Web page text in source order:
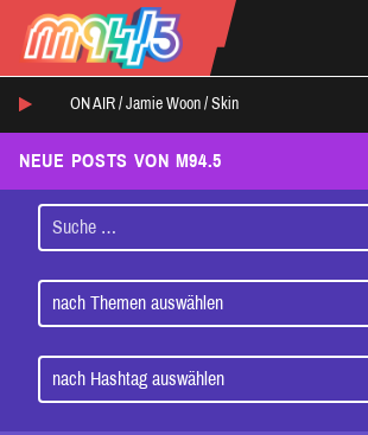
ON AIR / Jamie Woon / Skin
NEUE POSTS VON M94.5